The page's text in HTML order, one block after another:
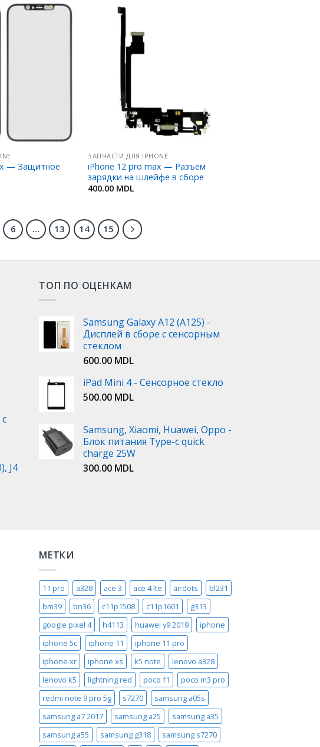
— Защитное
ЗАПЧАСТИ ДЛЯ IPHONE
iPhone 12 pro max — Разъем
зарядки на шлейфе в сборе
400.00 MDL
6 … 13 14 15
J4
ТОП ПО ОЦЕНКАМ
Samsung Galaxy A12 (A125) -
Дисплей в сборе с сенсорным
стеклом
600.00 MDL
iPad Mini 4 - Сенсорное стекло
500.00 MDL
Samsung, Xiaomi, Huawei, Oppo -
Блок питания Type-c quick
charge 25W
300.00 MDL
МЕТКИ
11 pro a328 ace 3 ace 4 lte airdots
bl231
bm39
bn36 c11p1508 c11p1601
g313
google pixel 4
h4113 huawei y9 2019
iphone
iphone 5c
iphone 11
iphone 11 pro
iphone xr
iphone xs k5 note
lenovo a328
lenovo k5
lightning red poco f1
poco m3 pro
redmi note 9 pro 5g
s7270
samsung a05s
samsung a7 2017
samsung a25
samsung a35
samsung a55
samsung g318 samsung s7270